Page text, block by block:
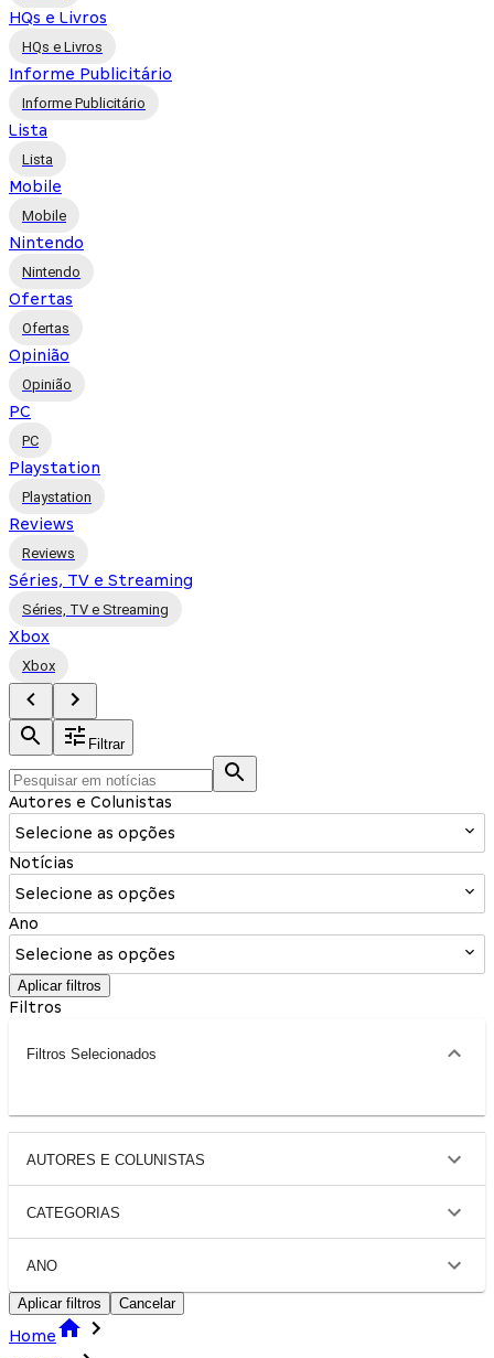
HQs e Livros
HQs e Livros
Informe Publicitário
Informe Publicitário
Lista
Lista
Mobile
Mobile
Nintendo
Nintendo
Ofertas
Ofertas
Opinião
Opinião
PC
PC
Playstation
Playstation
Reviews
Reviews
Séries, TV e Streaming
Séries, TV e Streaming
Xbox
Xbox
Filtrar
Autores e Colunistas
Selecione as opções
Notícias
Selecione as opções
Ano
Selecione as opções
Aplicar filtros
Filtros
Filtros Selecionados
AUTORES E COLUNISTAS
CATEGORIAS
ANO
Aplicar filtros Cancelar
Home